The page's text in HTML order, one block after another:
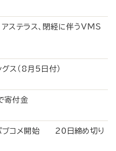
ステラス、閉経に伴うVMS
グス（8月5日付）
で寄付金
パブコメ開始 20日締め切り